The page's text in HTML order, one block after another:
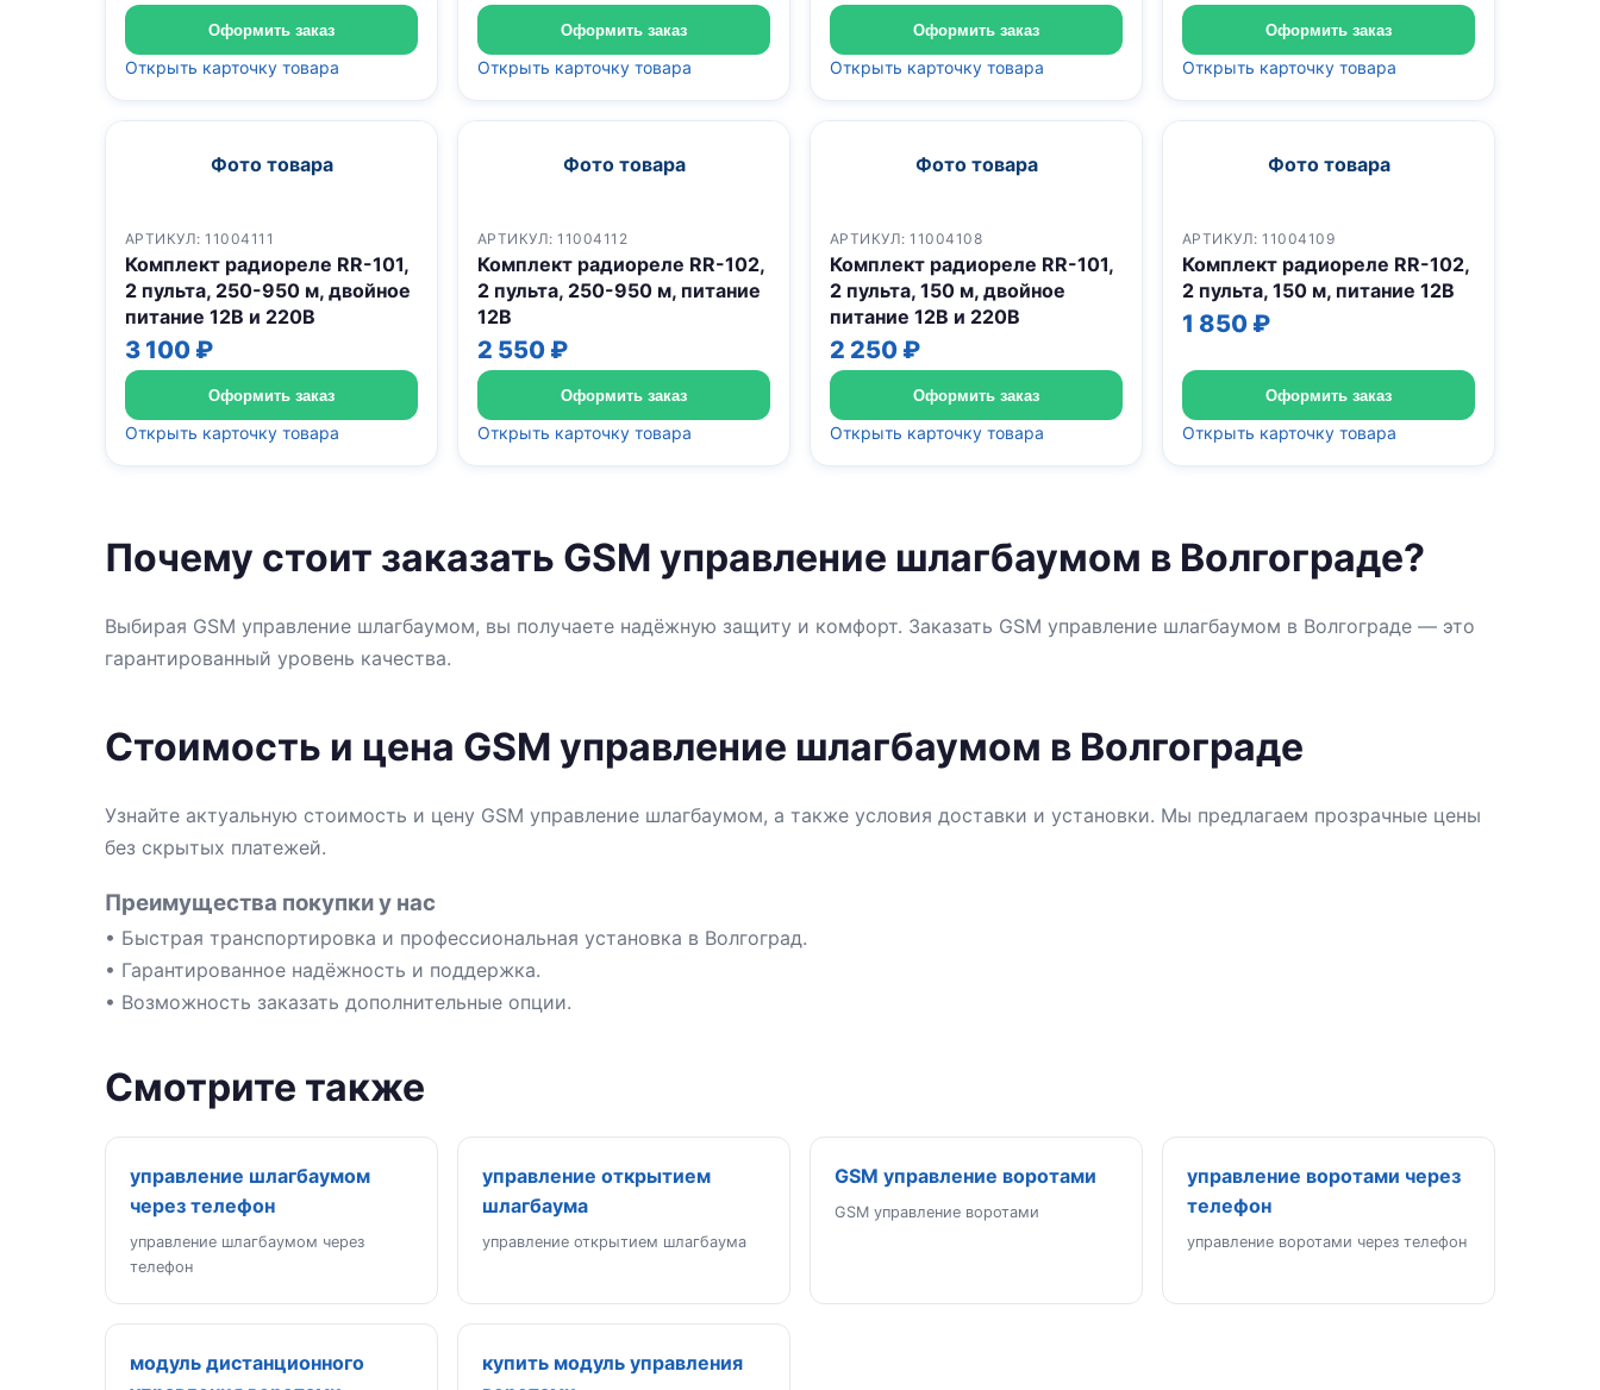
Оформить заказ
Открыть карточку товара
Оформить заказ
Открыть карточку товара
Оформить заказ
Открыть карточку товара
Оформить заказ
Открыть карточку товара
Фото товара
АРТИКУЛ: 11004111
Комплект радиореле RR-101,
2 пульта, 250-950 м, двойное
питание 12В и 220В
3 100 ₽
Оформить заказ
Открыть карточку товара
Фото товара
АРТИКУЛ: 11004112
Комплект радиореле RR-102,
2 пульта, 250-950 м, питание
12В
2 550 ₽
Оформить заказ
Открыть карточку товара
Фото товара
АРТИКУЛ: 11004108
Комплект радиореле RR-101,
2 пульта, 150 м, двойное
питание 12В и 220В
2 250 ₽
Оформить заказ
Открыть карточку товара
Фото товара
АРТИКУЛ: 11004109
Комплект радиореле RR-102,
2 пульта, 150 м, питание 12В
1 850 ₽
Оформить заказ
Открыть карточку товара
Почему стоит заказать GSM управление шлагбаумом в Волгограде?
Выбирая GSM управление шлагбаумом, вы получаете надёжную защиту и комфорт. Заказать GSM управление шлагбаумом в Волгограде — это
гарантированный уровень качества.
Стоимость и цена GSM управление шлагбаумом в Волгограде
Узнайте актуальную стоимость и цену GSM управление шлагбаумом, а также условия доставки и установки. Мы предлагаем прозрачные цены
без скрытых платежей.
Преимущества покупки у нас
• Быстрая транспортировка и профессиональная установка в Волгоград.
• Гарантированное надёжность и поддержка.
• Возможность заказать дополнительные опции.
Смотрите также
управление шлагбаумом
через телефон
управление шлагбаумом через
телефон
управление открытием
шлагбаума
управление открытием шлагбаума
GSM управление воротами
GSM управление воротами
управление воротами через
телефон
управление воротами через телефон
модуль дистанционного
купить модуль управления